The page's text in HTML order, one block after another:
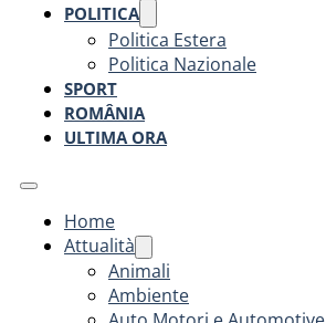
POLITICA
Politica Estera
Politica Nazionale
SPORT
ROMÂNIA
ULTIMA ORA
Home
Attualità
Animali
Ambiente